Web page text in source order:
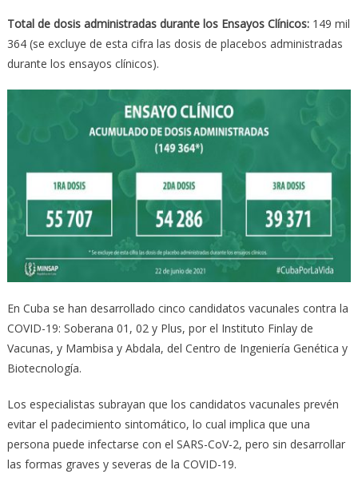
Total de dosis administradas durante los Ensayos Clínicos:149 mil
364 (se excluye de esta cifra las dosis de placebos administradas
durante los ensayos clínicos).
En Cuba se han desarrollado cinco candidatos vacunales contra la
COVID-19: Soberana 01, 02 y Plus, por el Instituto Finlay de
Vacunas, y Mambisa y Abdala, del Centro de Ingeniería Genética y
Biotecnología.
Los especialistas subrayan que los candidatos vacunales prevén
evitar el padecimiento sintomático, lo cual implica que una
persona puede infectarse con el SARS-CoV-2, pero sin desarrollar
las formas graves y severas de la COVID-19.